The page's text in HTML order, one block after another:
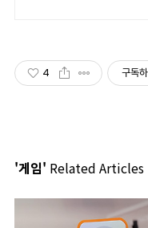
4 구독하
'게임' Related Articles